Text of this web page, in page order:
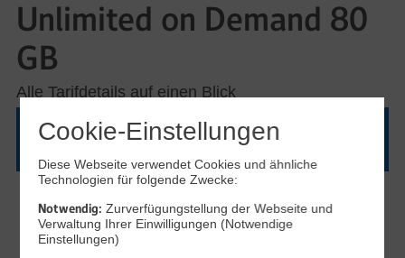
Unlimited on Demand 80
GB
Alle Tarifdetails auf einen Blick
Tarifdetails
Telefon-Flat ins deutsche Festnetz & in alle
deutschen Mobilfunknetze
Flat Telefonie
Cookie-Einstellungen
Diese Webseite verwendet Cookies und ähnliche
Technologien für folgende Zwecke:
Notwendig: Zurverfügungstellung der Webseite und
Verwaltung Ihrer Einwilligungen (Notwendige
Einstellungen)